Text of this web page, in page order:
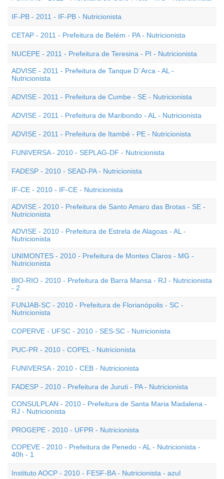
IF-PB - 2011 - IF-PB - Nutricionista
CETAP - 2011 - Prefeitura de Belém - PA - Nutricionista
NUCEPE - 2011 - Prefeitura de Teresina - PI - Nutricionista
ADVISE - 2011 - Prefeitura de Tanque D`Arca - AL -
Nutricionista
ADVISE - 2011 - Prefeitura de Cumbe - SE - Nutricionista
ADVISE - 2011 - Prefeitura de Maribondo - AL - Nutricionista
ADVISE - 2011 - Prefeitura de Itambé - PE - Nutricionista
FUNIVERSA - 2010 - SEPLAG-DF - Nutricionista
FADESP - 2010 - SEAD-PA - Nutricionista
IF-CE - 2010 - IF-CE - Nutricionista
ADVISE - 2010 - Prefeitura de Santo Amaro das Brotas - SE -
Nutricionista
ADVISE - 2010 - Prefeitura de Estrela de Alagoas - AL -
Nutricionista
UNIMONTES - 2010 - Prefeitura de Montes Claros - MG -
Nutricionista
BIO-RIO - 2010 - Prefeitura de Barra Mansa - RJ - Nutricionista
- 2
FUNJAB-SC - 2010 - Prefeitura de Florianópolis - SC -
Nutricionista
COPERVE - UFSC - 2010 - SES-SC - Nutricionista
PUC-PR - 2010 - COPEL - Nutricionista
FUNIVERSA - 2010 - CEB - Nutricionista
FADESP - 2010 - Prefeitura de Juruti - PA - Nutricionista
CONSULPLAN - 2010 - Prefeitura de Santa Maria Madalena -
RJ - Nutricionista
PROGEPE - 2010 - UFPR - Nutricionista
COPEVE - 2010 - Prefeitura de Penedo - AL - Nutricionista -
40h - 1
Instituto AOCP - 2010 - FESF-BA - Nutricionista - azul